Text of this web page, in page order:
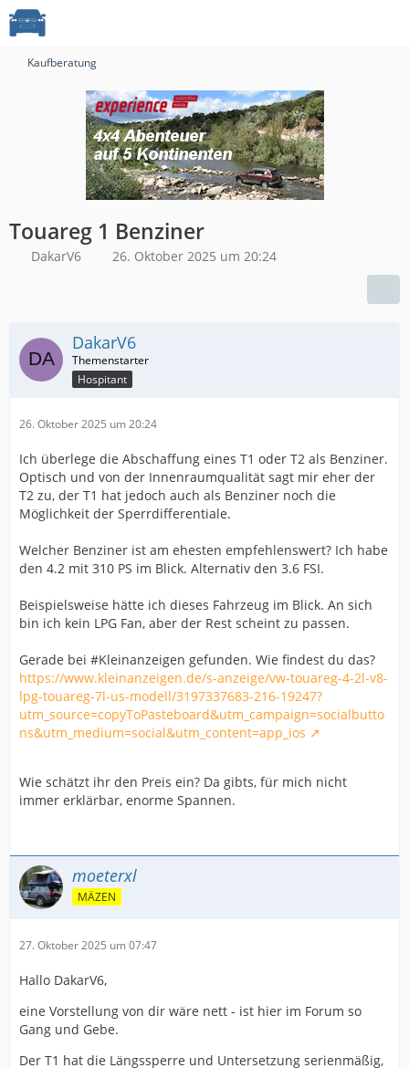
Kaufberatung
Touareg 1 Benziner
DakarV6 26. Oktober 2025 um 20:24
DakarV6
Hospitant
26. Oktober 2025 um 20:24
Ich überlege die Abschaffung eines T1 oder T2 als Benziner.
Optisch und von der Innenraumqualität sagt mir eher der
T2 zu, der T1 hat jedoch auch als Benziner noch die
Möglichkeit der Sperrdifferentiale.
Welcher Benziner ist am ehesten empfehlenswert? Ich habe
den 4.2 mit 310 PS im Blick. Alternativ den 3.6 FSI.
Beispielsweise hätte ich dieses Fahrzeug im Blick. An sich
bin ich kein LPG Fan, aber der Rest scheint zu passen.
Gerade bei #Kleinanzeigen gefunden. Wie findest du das?
https://www.kleinanzeigen.de/s-anzeige/vw-touareg-4-2l-v8-
lpg-touareg-7l-us-modell/3197337683-216-19247?
utm_source=copyToPasteboard&utm_campaign=socialbutto
ns&utm_medium=social&utm_content=app_ios
Wie schätzt ihr den Preis ein? Da gibts, für mich nicht
immer erklärbar, enorme Spannen.
moeterxl
MÄZEN
27. Oktober 2025 um 07:47
Hallo DakarV6,
eine Vorstellung von dir wäre nett - ist hier im Forum so
Gang und Gebe.
Der T1 hat die Längssperre und Untersetzung serienmäßig,